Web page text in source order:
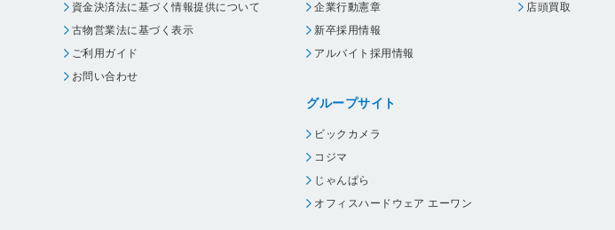
資金決済法に基づく情報提供について
古物営業法に基づく表示
ご利用ガイド
お問い合わせ
企業行動憲章
新卒採用情報
アルバイト採用情報
グループサイト
ビックカメラ
コジマ
じゃんぱら
オフィスハードウェア エーワン
店頭買取